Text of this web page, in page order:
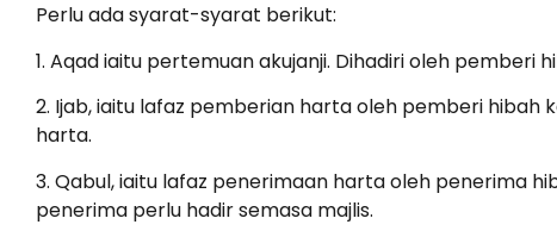
Perlu ada syarat-syarat berikut:
1. Aqad iaitu pertemuan akujanji. Dihadiri oleh pemberi
2. Ijab, iaitu lafaz pemberian harta oleh pemberi hibah
harta.
3. Qabul, iaitu lafaz penerimaan harta oleh penerima
penerima perlu hadir semasa majlis.